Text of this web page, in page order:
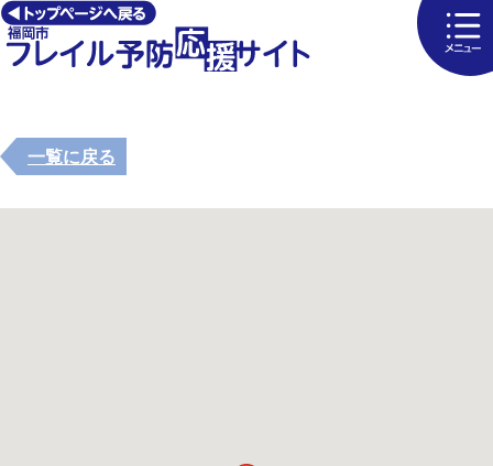
一覧に戻る